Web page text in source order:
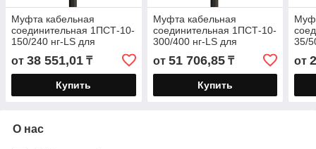
Муфта кабельная
соединительная 1ПСТ-10-
150/240 нг-LS для
кабелей «нг-LS» с
изоляцией из сшитого
полиэтилена до
от 38 551,01 ₸
Купить
Муфта кабельная
соединительная 1ПСТ-10-
300/400 нг-LS для
кабелей «нг-LS» с
изоляцией из сшитого
полиэтилена до
от 51 706,85₸
Купить
35/
от
О нас